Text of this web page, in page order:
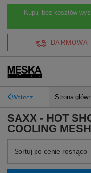
Kupuj bez kosztów
DARMOWA
Wstecz Strona
SAXX - HOT
COOLING MESH
Zmień sortowanie
Sortuj po cenie rosnąco